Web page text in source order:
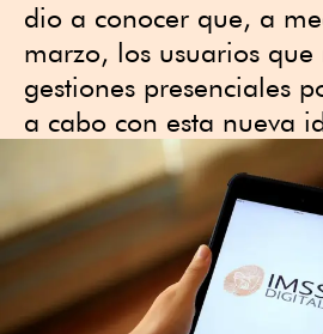
dio a conocer que, a
marzo, los usuarios que
gestiones presenciales
a cabo con esta nueva